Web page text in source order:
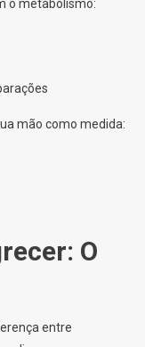
o metabolismo:
mão como medida:
O
entre